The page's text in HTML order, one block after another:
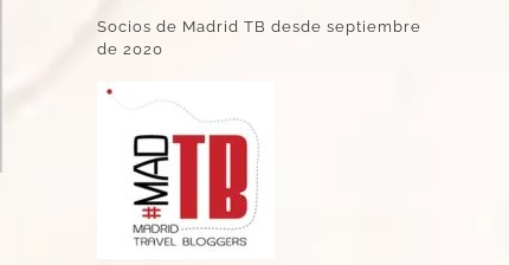
Socios de Madrid TB desde septiembre
de 2020